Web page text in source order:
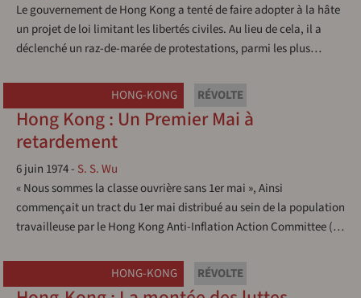
Le gouvernement de Hong Kong a tenté de faire adopter à la hâte
un projet de loi limitant les libertés civiles. Au lieu de cela, il a
déclenché un raz-de-marée de protestations, parmi les plus…
HONG-KONG RÉVOLTE
Hong Kong : Un Premier Mai à
retardement
6 juin 1974- S. S. Wu
« Nous sommes la classe ouvrière sans 1er mai », Ainsi
commençait un tract du 1er mai distribué au sein de la population
travailleuse par le Hong Kong Anti-Inflation Action Committee (…
HONG-KONG RÉVOLTE